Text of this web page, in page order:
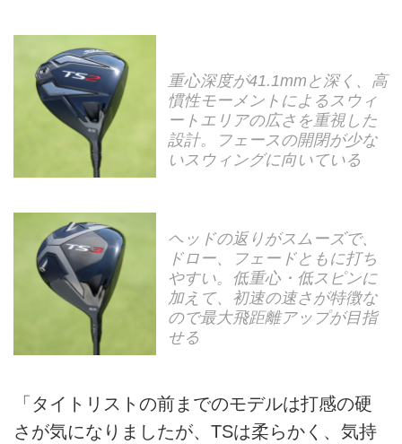
重心深度が41.1mmと深く、高
慣性モーメントによるスウィ
ートエリアの広さを重視した
設計。フェースの開閉が少な
いスウィングに向いている
ヘッドの返りがスムーズで、
ドロー、フェードともに打ち
やすい。低重心・低スピンに
加えて、初速の速さが特徴な
ので最大飛距離アップが目指
せる
「タイトリストの前までのモデルは打感の硬
さが気になりましたが、TSは柔らかく、気持